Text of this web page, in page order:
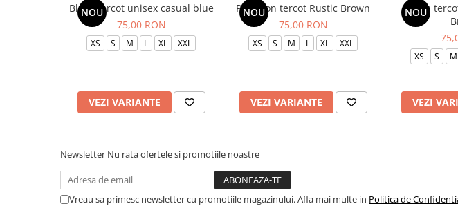
NOU
Bluza tercot unisex casual blue
75,00 RON
XS S M L XL XXL
VEZI VARIANTE
NOU
Pantalon tercot Rustic Brown
75,00 RON
XS S M L XL XXL
VEZI VARIANTE
NOU
Bluza
XS S M
VEZI
Newsletter Nu rata ofertele si promotiile noastre
Vreau sa primesc newsletter cu promotiile magazinului. Afla mai multe in Politica de